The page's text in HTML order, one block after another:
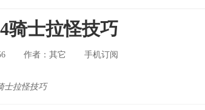
骑士拉怪技巧
作者： 其它 手机订阅
士拉怪技巧